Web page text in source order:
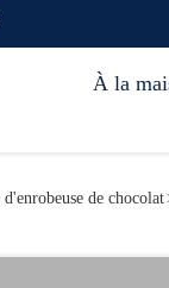
À la
de chocolat